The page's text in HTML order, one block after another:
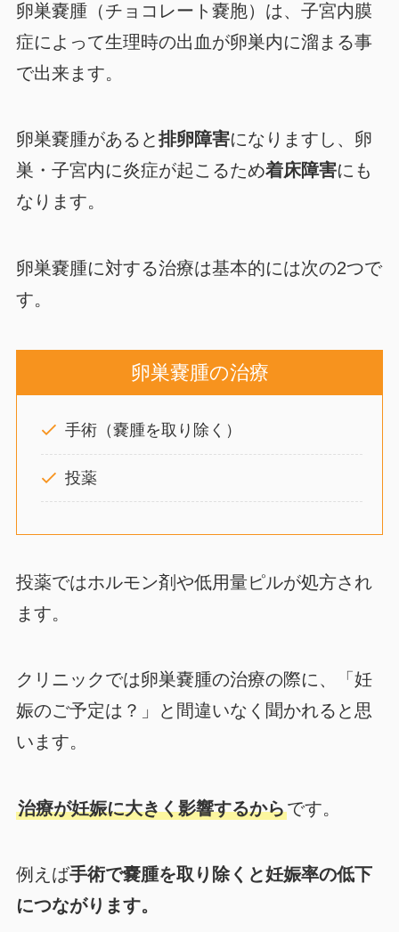
卵巣嚢腫（チョコレート嚢胞）は、子宮内膜
症によって生理時の出血が卵巣内に溜まる事
で出来ます。
卵巣嚢腫があると排卵障害になりますし、卵
巣・子宮内に炎症が起こるため着床障害にも
なります。
卵巣嚢腫に対する治療は基本的には次の2つで
す。
卵巣嚢腫の治療
手術（嚢腫を取り除く）
投薬
投薬ではホルモン剤や低用量ピルが処方され
ます。
クリニックでは卵巣嚢腫の治療の際に、「妊
娠のご予定は？」と間違いなく聞かれると思
います。
治療が妊娠に大きく影響するからです。
例えば手術で嚢腫を取り除くと妊娠率の低下
につながります。